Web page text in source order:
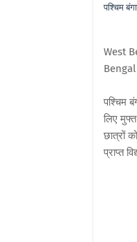
पश्चिम
West
पश्चिम
लिए
छात्रों
प्राप्त